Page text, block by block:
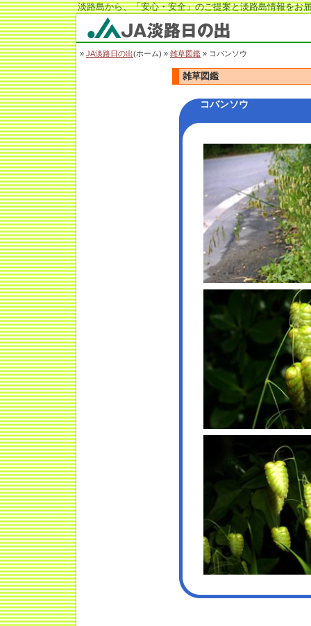
淡路島から、「安心・安全」のご提案と淡路島情報をお
JA淡路日の出
» JA淡路日の出(ホーム) » 雑草図鑑 » コバンソウ
雑草図鑑
コバンソウ